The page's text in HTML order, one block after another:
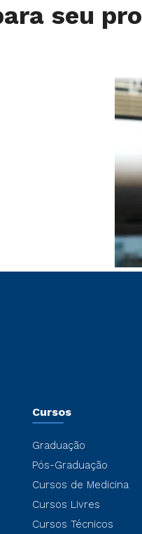
seu pro
Cursos
Graduação
Pós-Graduação
Cursos de Medicina
Cursos Livres
Cursos Técnicos